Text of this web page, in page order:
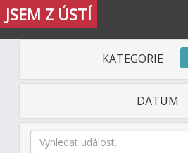
JSEM Z ÚSTÍ
KATEGORIE
DATUM